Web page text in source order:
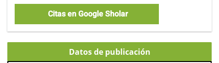
Citas en Google Sholar
Datos de publicación